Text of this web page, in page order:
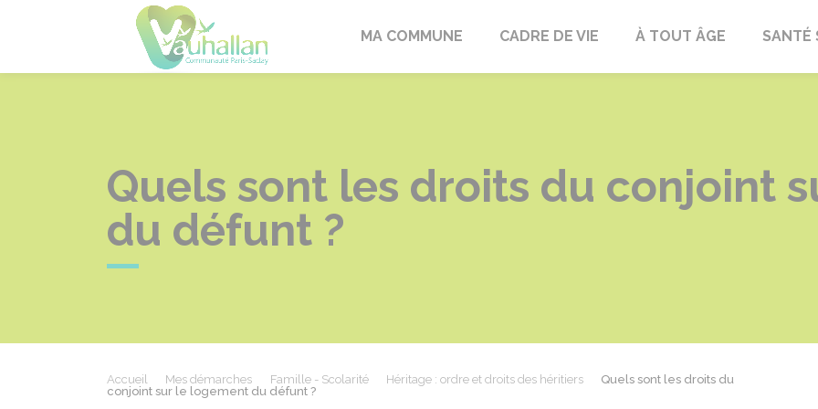
VauhallanMA COMMUNE CADRE DE VIE À TOUT ÂGE SANTÉ
Quels sont les droits du conjoint
du défunt ?
Accueil Mes démarches Famille - Scolarité Héritage : ordre et droits des héritiers
Quels sont les droits du
conjoint sur le logement du défunt ?